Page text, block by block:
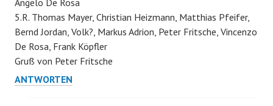
Angelo De Rosa
5.R. Thomas Mayer, Christian Heizmann, Matthias Pfeifer,
Bernd Jordan, Volk?, Markus Adrion, Peter Fritsche, Vincenzo
De Rosa, Frank Köpfler
Gruß von Peter Fritsche
ANTWORTEN